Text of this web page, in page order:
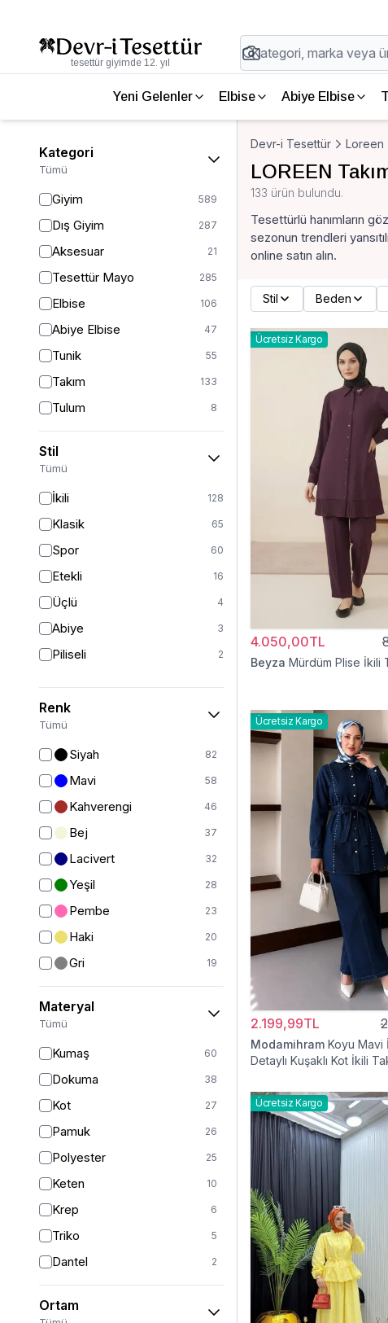
tesettür giyimde 12. yıl
Yeni Gelenler Elbise Abiye Elbise
Kategori
Tümü
Giyim 589
Dış Giyim 287
Aksesuar 21
Tesettür Mayo 285
Elbise 106
Abiye Elbise 47
Tunik 55
Takım 133
Tulum 8
Pantolon 148
Etek 19
Hırka 4
Yelek
Ceket
Mont
Kız Çocuk Elbise
Kız Çocuk Giyim
Panço
Kaban
Tam Kapalı Mayo
Yarım Kapalı Mayo
Kız Çocuk Takım
Kız Çocuk Etek
Stil
Tümü
İkili 128
Klasik 65
Spor 60
Etekli 16
Üçlü 4
Abiye 3
Piliseli 2
Renk
Tümü
Siyah 82
Mavi 58
Kahverengi 46
Bej 37
Lacivert 32
Yeşil 28
Pembe 23
Haki 20
Gri 19
Bordo 16
Mor 9
Materyal
Tümü
Kumaş 60
Dokuma 38
Kot 27
Pamuk 26
Polyester 25
Keten 10
Krep 6
Triko 5
Dantel 2
Viskon 2
Kürk 1
Ortam
Devr-i Tesettür Loreen
LOREEN
133 ürün bulundu.
Tesettürlü hanımların
sezonun trendleri
online satın alın.
Stil Beden
Ücretsiz Kargo
4.050,00TL
Beyza Mürdüm Plise İkili
Ücretsiz Kargo
2.199,99TL
Modamihram Koyu Mavi
Detaylı Kuşaklı Kot İkili
Ücretsiz Kargo